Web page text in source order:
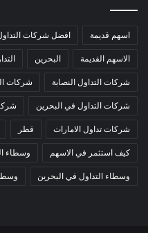
اسهم قديمة افضل شركات
الاسهم القديمة البحرين
شركات التداول النصابة شركات
شركات التداول في البحرين
شركات تداول الامارات قطر
كيف استثمر في الاسهم وسطاء
وسطاء التداول في البحرين